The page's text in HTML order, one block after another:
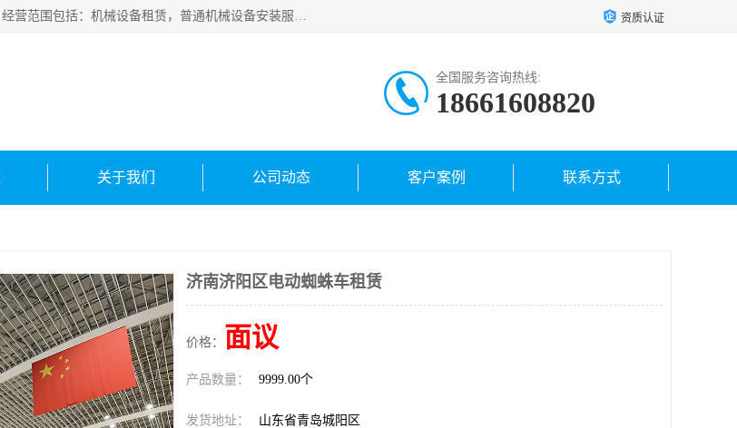
青岛高晟工程机械租赁有限公司成立于2015年，注册地位于山东省青岛市。经营范围包括：机械设备租赁，普通机械设备安装服务，电子、机械设备维护，专用设备修理，通用设备修理，机械设备销售，环境保护专用设备销售，建筑材料销售，专业保洁、清洗、消毒服务，劳动保护用品销售，信息技术咨询服务，汽车拖车、求援、清障服务，物业管理；工程管理服务，货物进出口，技术进出口，汽车销售，新能源汽车整车销售等。 资质认证
全国服务咨询热线:
18661608820
关于我们 公司动态 客户案例 联系方式
济南济阳区电动蜘蛛车租赁
价格： 面议
产品数量： 9999.00个
发货地址： 山东省青岛城阳区